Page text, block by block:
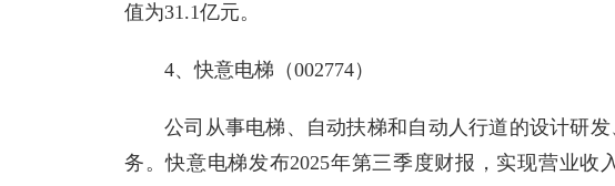
值为31.1亿元。
4、快意电梯（002774）
公司从事电梯、自动扶梯和自动人行道的设计研
务。快意电梯发布2025年第三季度财报，实现营业收